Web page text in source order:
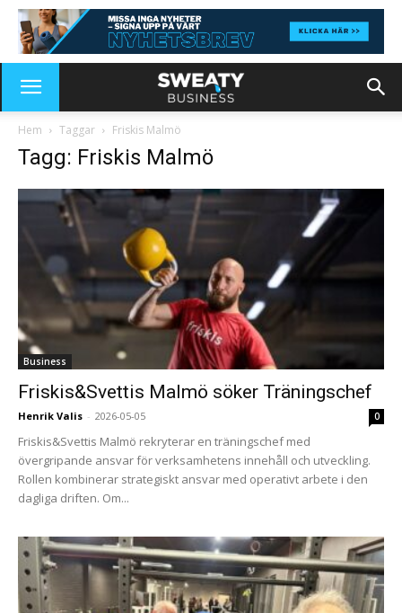
Hem Taggar Friskis Malmö
Tagg: Friskis Malmö
Business
Friskis&Svettis Malmö söker Träningschef
Henrik Valis - 2026-05-05 0
Friskis&Svettis Malmö rekryterar en träningschef med
övergripande ansvar för verksamhetens innehåll och utveckling.
Rollen kombinerar strategiskt ansvar med operativt arbete i den
dagliga driften. Om...